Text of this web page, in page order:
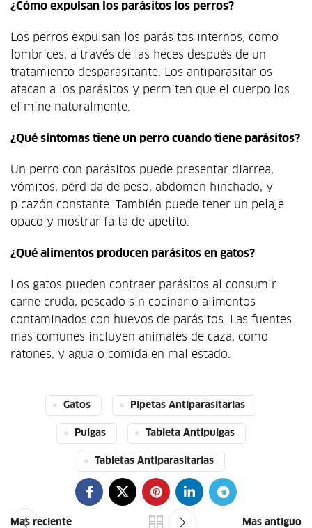
¿Cómo expulsan los parásitos los perros?
Los perros expulsan los parásitos internos, como
lombrices, a través de las heces después de un
tratamiento desparasitante. Los antiparasitarios
atacan a los parásitos y permiten que el cuerpo los
elimine naturalmente.
¿Qué síntomas tiene un perro cuando tiene parásitos?
Un perro con parásitos puede presentar diarrea,
vómitos, pérdida de peso, abdomen hinchado, y
picazón constante. También puede tener un pelaje
opaco y mostrar falta de apetito.
¿Qué alimentos producen parásitos en gatos?
Los gatos pueden contraer parásitos al consumir
carne cruda, pescado sin cocinar o alimentos
contaminados con huevos de parásitos. Las fuentes
más comunes incluyen animales de caza, como
ratones, y agua o comida en mal estado.
Gatos Pipetas Antiparasitarias
Pulgas Tableta Antipulgas
Tabletas Antiparasitarias
Mas reciente Mas antiguo